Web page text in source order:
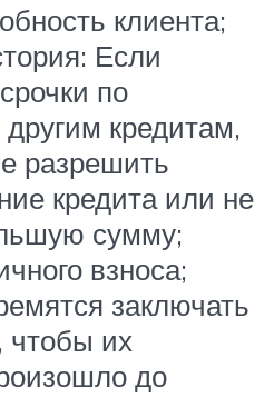
клиента;
Если
по
кредитам,
разрешить
кредита или не
сумму;
взноса;
заключать
чтобы их
до